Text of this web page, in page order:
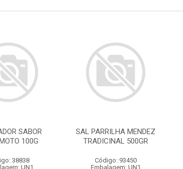
SABOR
100G
38838
UN1
SAL PARRILHA MENDEZ
TRADICINAL 500GR
Código: 93450
Embalagem: UN1